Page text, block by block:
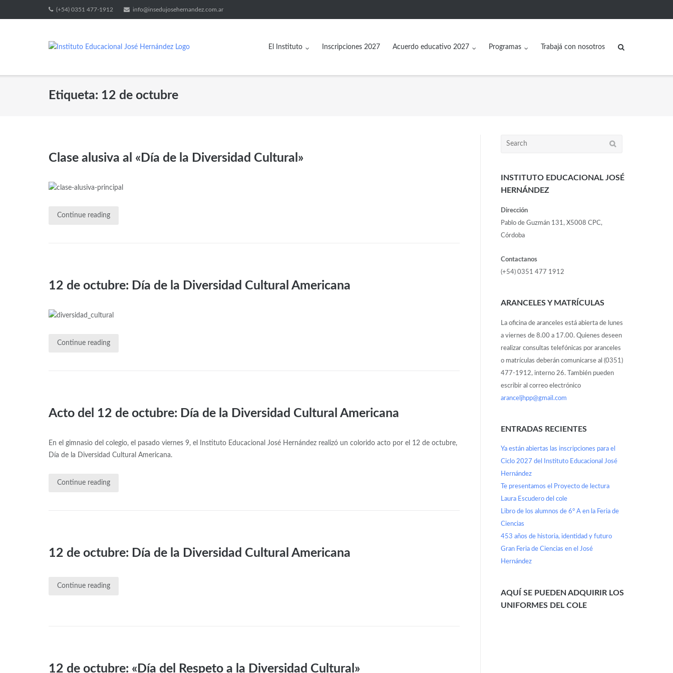
(+54) 0351 477-1912 info@insedujosehernandez.com.ar
El Instituto Inscripciones 2027 Acuerdo educativo 2027 Programas Trabajá con nosotros
Etiqueta: 12 de octubre
Clase alusiva al «Día de la Diversidad Cultural»
Continue reading
12 de octubre: Día de la Diversidad Cultural Americana
Continue reading
Acto del 12 de octubre: Día de la Diversidad Cultural Americana
En el gimnasio del colegio, el pasado viernes 9, el Instituto Educacional José Hernández realizó un colorido acto por el 12 de octubre,
Día de la Diversidad Cultural Americana.
Continue reading
12 de octubre: Día de la Diversidad Cultural Americana
Continue reading
12 de octubre: «Día del Respeto a la Diversidad Cultural»
INSTITUTO EDUCACIONAL JOSÉ
HERNÁNDEZ
Dirección
Pablo de Guzmán 131, X5008 CPC,
Córdoba
Contactanos
(+54) 0351 477 1912
ARANCELES Y MATRÍCULAS
La oficina de aranceles está abierta de lunes
a viernes de 8.00 a 17.00. Quienes deseen
realizar consultas telefónicas por aranceles
o matrículas deberán comunicarse al (0351)
477-1912, interno 26. También pueden
escribir al correo electrónico
aranceljhpp@gmail.com
ENTRADAS RECIENTES
Ya están abiertas las inscripciones para el
Ciclo 2027 del Instituto Educacional José
Hernández
Te presentamos el Proyecto de lectura
Laura Escudero del cole
Libro de los alumnos de 6° A en la Feria de
Ciencias
453 años de historia, identidad y futuro
Gran Feria de Ciencias en el José
Hernández
AQUÍ SE PUEDEN ADQUIRIR LOS
UNIFORMES DEL COLE